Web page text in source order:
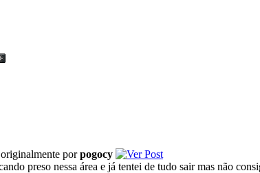
porpogocy
preso nessa área e já tentei de tudo sair mas não